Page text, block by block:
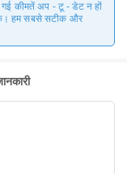
गई कीमतें अप - टू - डेट न हों
हम सबसे सटीक और